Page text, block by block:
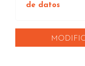
de datos